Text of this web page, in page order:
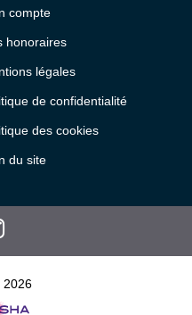
compte
honoraires
légales
de confidentialité
des cookies
du site
2026